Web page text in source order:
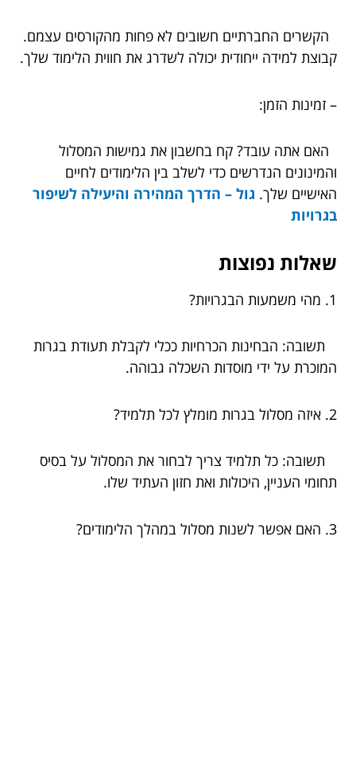
הקשרים החברתיים חשובים לא פחות מהקורסים עצמם.
קבוצת למידה ייחודית יכולה לשדרג את חווית הלימוד שלך.
– זמינות הזמן:
האם אתה עובד? קח בחשבון את גמישות המסלול
והמינונים הנדרשים כדי לשלב בין הלימודים לחיים
האישיים שלך. גול – הדרך המהירה והיעילה לשיפור
בגרויות
שאלות נפוצות
1. מהי משמעות הבגרויות?
תשובה: הבחינות הכרחיות ככלי לקבלת תעודת בגרות
המוכרת על ידי מוסדות השכלה גבוהה.
2. איזה מסלול בגרות מומלץ לכל תלמיד?
תשובה: כל תלמיד צריך לבחור את המסלול על בסיס
תחומי העניין, היכולות ואת חזון העתיד שלו.
3. האם אפשר לשנות מסלול במהלך הלימודים?